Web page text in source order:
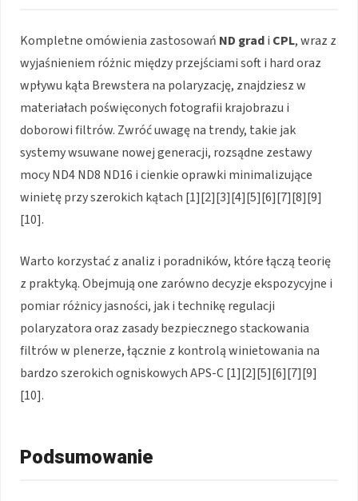
Kompletne omówienia zastosowań ND gradi CPL, wraz z
wyjaśnieniem różnic między przejściami soft i hard oraz
wpływu kąta Brewstera na polaryzację, znajdziesz w
materiałach poświęconych fotografii krajobrazu i
doborowi filtrów. Zwróć uwagę na trendy, takie jak
systemy wsuwane nowej generacji, rozsądne zestawy
mocy ND4 ND8 ND16 i cienkie oprawki minimalizujące
winietę przy szerokich kątach [1][2][3][4][5][6][7][8][9]
[10].
Warto korzystać z analiz i poradników, które łączą teorię
z praktyką. Obejmują one zarówno decyzje ekspozycyjne i
pomiar różnicy jasności, jak i technikę regulacji
polaryzatora oraz zasady bezpiecznego stackowania
filtrów w plenerze, łącznie z kontrolą winietowania na
bardzo szerokich ogniskowych APS-C [1][2][5][6][7][9]
[10].
Podsumowanie